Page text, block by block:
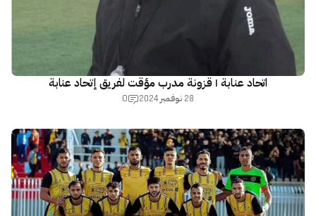
اتحاد عنابة | قزونة مدرب مؤقت لفريق إتحاد عنابة
28 نوفمبر 2024 0